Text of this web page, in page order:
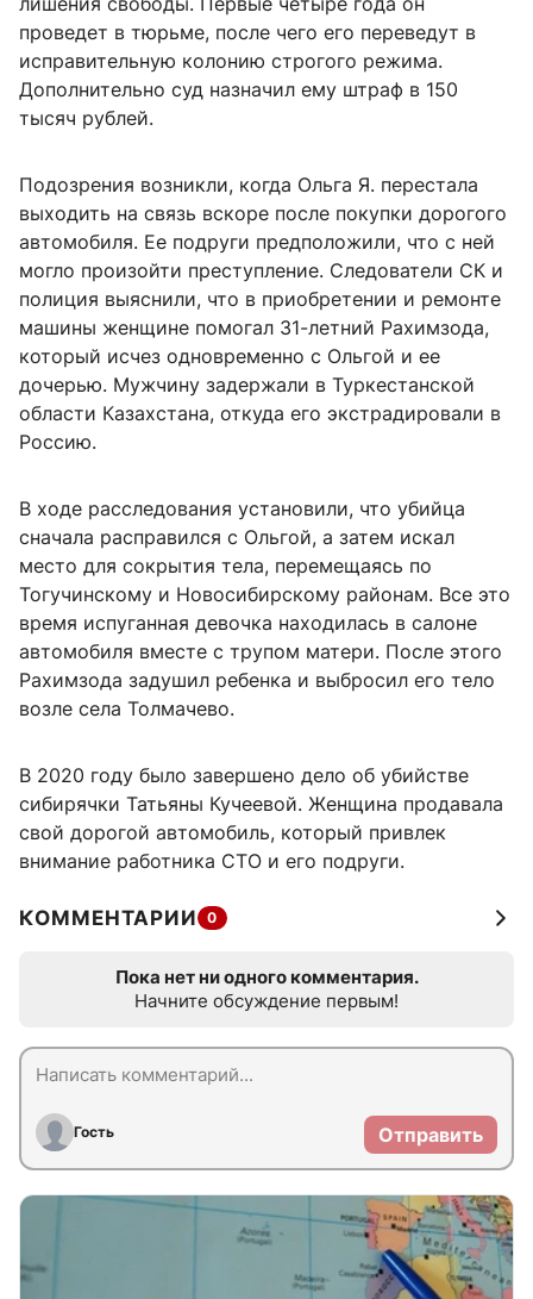
проведет в тюрьме, после чего его переведут в
исправительную колонию строгого режима.
Дополнительно суд назначил ему штраф в 150
тысяч рублей.
Подозрения возникли, когда Ольга Я. перестала
выходить на связь вскоре после покупки дорогого
автомобиля. Ее подруги предположили, что с ней
могло произойти преступление. Следователи СК и
полиция выяснили, что в приобретении и ремонте
машины женщине помогал 31-летний Рахимзода,
который исчез одновременно с Ольгой и ее
дочерью. Мужчину задержали в Туркестанской
области Казахстана, откуда его экстрадировали в
Россию.
В ходе расследования установили, что убийца
сначала расправился с Ольгой, а затем искал
место для сокрытия тела, перемещаясь по
Тогучинскому и Новосибирскому районам. Все это
время испуганная девочка находилась в салоне
автомобиля вместе с трупом матери. После этого
Рахимзода задушил ребенка и выбросил его тело
возле села Толмачево.
В 2020 году было завершено дело об убийстве
сибирячки Татьяны Кучеевой. Женщина продавала
свой дорогой автомобиль, который привлек
внимание работника СТО и его подруги.
КОММЕНТАРИИ 0
Пока нет ни одного комментария.
Начните обсуждение первым!
Гость Отправить